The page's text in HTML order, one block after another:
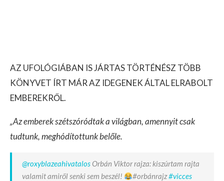
AZ UFOLÓGIÁBAN IS JÁRTAS TÖRTÉNÉSZ TÖBB
KÖNYVET ÍRT MÁR AZ IDEGENEK ÁLTAL ELRABOLT
EMBEREKRŐL.
„Az emberek szétszóródtak a világban, amennyit csak
tudtunk, meghódítottunk belőle.
@roxyblazeahivatalosOrbán Viktor rajza: kiszúrtam rajta
valamit amiről senki sem beszél!
#orbánrajz#vicces